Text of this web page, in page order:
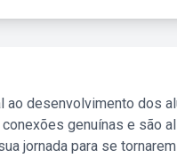
ao desenvolvimento dos
genuínas e são
jornada para se